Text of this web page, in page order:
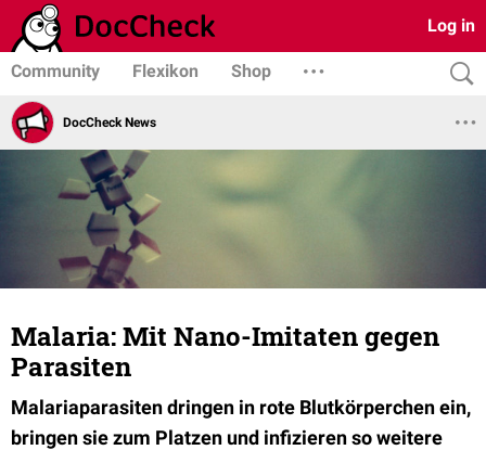
Log in
Community Flexikon Shop
DocCheck News
Malaria: Mit Nano-Imitaten gegen
Parasiten
Malariaparasiten dringen in rote Blutkörperchen ein,
bringen sie zum Platzen und infizieren so weitere